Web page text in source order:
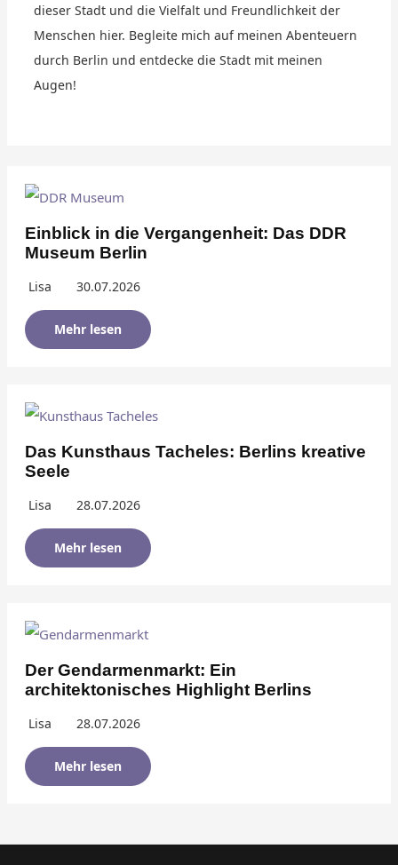
dieser Stadt und die Vielfalt und Freundlichkeit der
Menschen hier. Begleite mich auf meinen Abenteuern
durch Berlin und entdecke die Stadt mit meinen
Augen!
Einblick in die Vergangenheit: Das DDR
Museum Berlin
Lisa 30.07.2026
Mehr lesen
Das Kunsthaus Tacheles: Berlins kreative
Seele
Lisa 28.07.2026
Mehr lesen
Der Gendarmenmarkt: Ein
architektonisches Highlight Berlins
Lisa 28.07.2026
Mehr lesen